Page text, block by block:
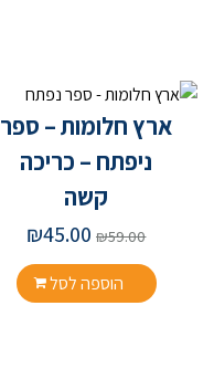
ארץ חלומות – ספר
ניפתח – כריכה
קשה
₪59.00
₪45.00
הוספה לסל